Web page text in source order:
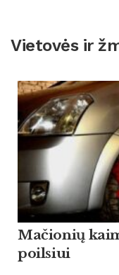
Vietovės ir
Mačionių
poilsiui